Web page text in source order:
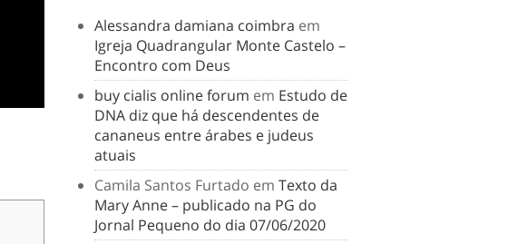
Alessandra damiana coimbra em
Igreja Quadrangular Monte Castelo –
Encontro com Deus
buy cialis online forum em Estudo de
DNA diz que há descendentes de
cananeus entre árabes e judeus
atuais
Camila Santos Furtado em Texto da
Mary Anne – publicado na PG do
Jornal Pequeno do dia 07/06/2020